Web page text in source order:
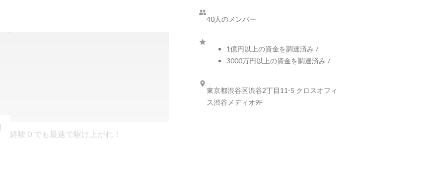
経験０でも最速で駆け上がれ！
40人のメンバー
1億円以上の資金を調達済み /
3000万円以上の資金を調達済み /
東京都渋谷区渋谷2丁目11-5 クロスオフィ
ス渋谷メディオ9F